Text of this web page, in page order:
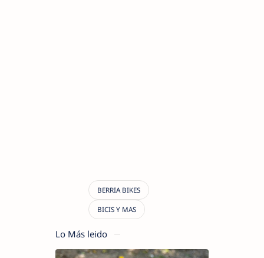
Lo Más leido